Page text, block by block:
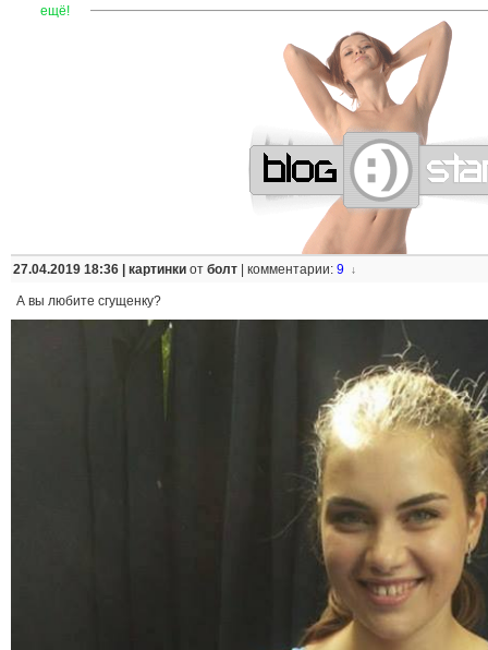
ещё! ——————————————————————
27.04.2019 18:36 | картинки от болт комментарии: 9 ↓
А вы любите сгущенку?